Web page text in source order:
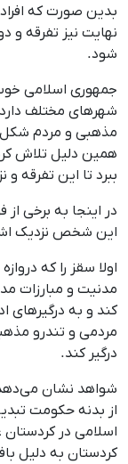
بدین صورت که
نهایت نیز تفرقه و
شود.
جمهوری اسلامی
شهرهای مختلف
مذهبی و مردم شکل
‌همین دلیل تلاش
ببرد تا این تفرقه
در اینجا به برخی
این شخص نزدیک
اولا سقز را که
مدنیت و مبارزات
کند و به درگیرهای
مردمی و تندرو
درگیر کند.
شواهد نشان می‌دهد
از بدنه حکومت
اسلامی در
کردستان به ‌دلیل